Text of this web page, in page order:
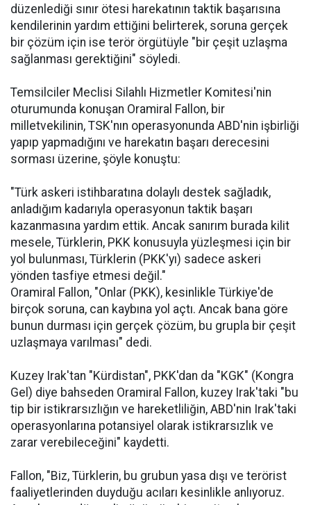
düzenlediği sınır ötesi harekatının taktik başarısına
kendilerinin yardım ettiğini belirterek, soruna gerçek
bir çözüm için ise terör örgütüyle "bir çeşit uzlaşma
sağlanması gerektiğini" söyledi.
Temsilciler Meclisi Silahlı Hizmetler Komitesi'nin
oturumunda konuşan Oramiral Fallon, bir
milletvekilinin, TSK'nın operasyonunda ABD'nin işbirliği
yapıp yapmadığını ve harekatın başarı derecesini
sorması üzerine, şöyle konuştu:
"Türk askeri istihbaratına dolaylı destek sağladık,
anladığım kadarıyla operasyonun taktik başarı
kazanmasına yardım ettik. Ancak sanırım burada kilit
mesele, Türklerin, PKK konusuyla yüzleşmesi için bir
yol bulunması, Türklerin (PKK'yı) sadece askeri
yönden tasfiye etmesi değil."
Oramiral Fallon, "Onlar (PKK), kesinlikle Türkiye'de
birçok soruna, can kaybına yol açtı. Ancak bana göre
bunun durması için gerçek çözüm, bu grupla bir çeşit
uzlaşmaya varılması" dedi.
Kuzey Irak'tan "Kürdistan", PKK'dan da "KGK" (Kongra
Gel) diye bahseden Oramiral Fallon, kuzey Irak'taki "bu
tip bir istikrarsızlığın ve hareketliliğin, ABD'nin Irak'taki
operasyonlarına potansiyel olarak istikrarsızlık ve
zarar verebileceğini" kaydetti.
Fallon, "Biz, Türklerin, bu grubun yasa dışı ve terörist
faaliyetlerinden duyduğu acıları kesinlikle anlıyoruz.